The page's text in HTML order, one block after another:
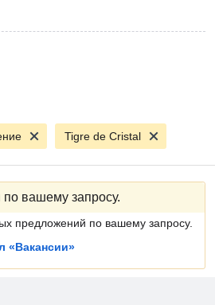
Tigre de Cristal
вашему запросу.
предложений по вашему запросу.
«Вакансии»